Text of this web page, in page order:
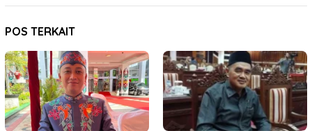
POS TERKAIT